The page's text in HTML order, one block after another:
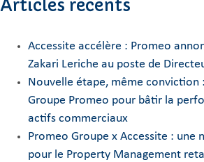
Articles récents
Accessite accélère : Promeo
Zakari Leriche au poste de
Nouvelle étape, même conviction
Groupe Promeo pour bâtir la
actifs commerciaux
Promeo Groupe x Accessite : une
pour le Property Management